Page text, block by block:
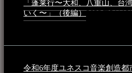
「蓬莱行〜大和、八重山、台
いく〜」（後編）2023年3月18
令和6年度ユネスコ音楽創造